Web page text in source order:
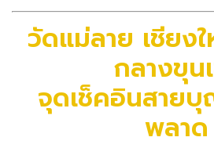
วัดแม่ลาย เชียง
กลางขุน
จุดเช็คอินสาย
พลาด